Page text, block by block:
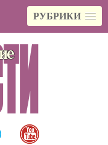
РУБРИКИ